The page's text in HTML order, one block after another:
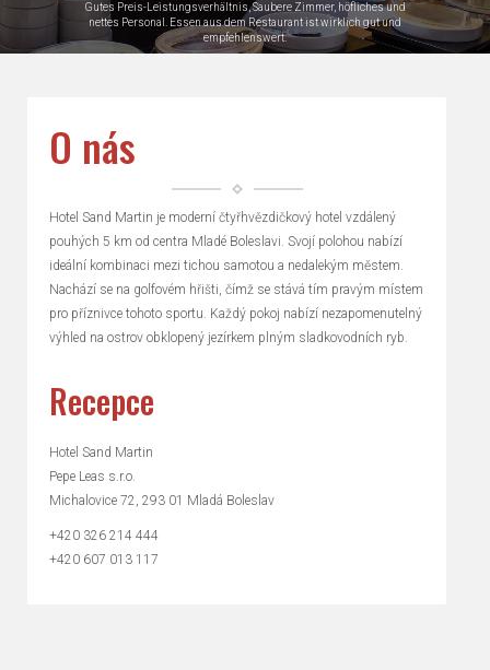
Very close to Skoda factory which was why we were there, loads of
parking
Keith, Great Britain
O nás
Hotel Sand Martin je moderní čtyřhvězdičkový hotel vzdálený
pouhých 5 km od centra Mladé Boleslavi. Svojí polohou nabízí
ideální kombinaci mezi tichou samotou a nedalekým městem.
Nachází se na golfovém hřišti, čímž se stává tím pravým místem
pro příznivce tohoto sportu. Každý pokoj nabízí nezapomenutelný
výhled na ostrov obklopený jezírkem plným sladkovodních ryb.
Recepce
Hotel Sand Martin
Pepe Leas s.r.o.
Michalovice 72, 293 01 Mladá Boleslav
+420 326 214 444
+420 607 013 117